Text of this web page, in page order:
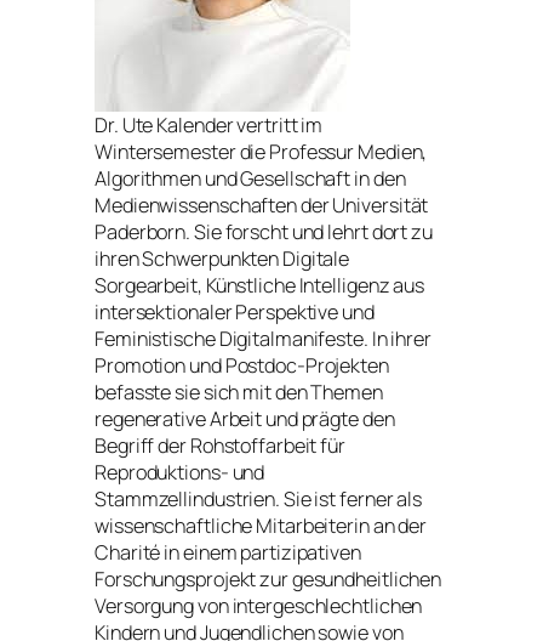
Dr. Ute Kalender vertritt im
Wintersemester die Professur Medien,
Algorithmen und Gesellschaft in den
Medienwissenschaften der Universität
Paderborn. Sie forscht und lehrt dort zu
ihren Schwerpunkten Digitale
Sorgearbeit, Künstliche Intelligenz aus
intersektionaler Perspektive und
Feministische Digitalmanifeste. In ihrer
Promotion und Postdoc-Projekten
befasste sie sich mit den Themen
regenerative Arbeit und prägte den
Begriff der Rohstoffarbeit für
Reproduktions- und
Stammzellindustrien. Sie ist ferner als
wissenschaftliche Mitarbeiterin an der
Charité in einem partizipativen
Forschungsprojekt zur gesundheitlichen
Versorgung von intergeschlechtlichen
Kindern und Jugendlichen sowie von